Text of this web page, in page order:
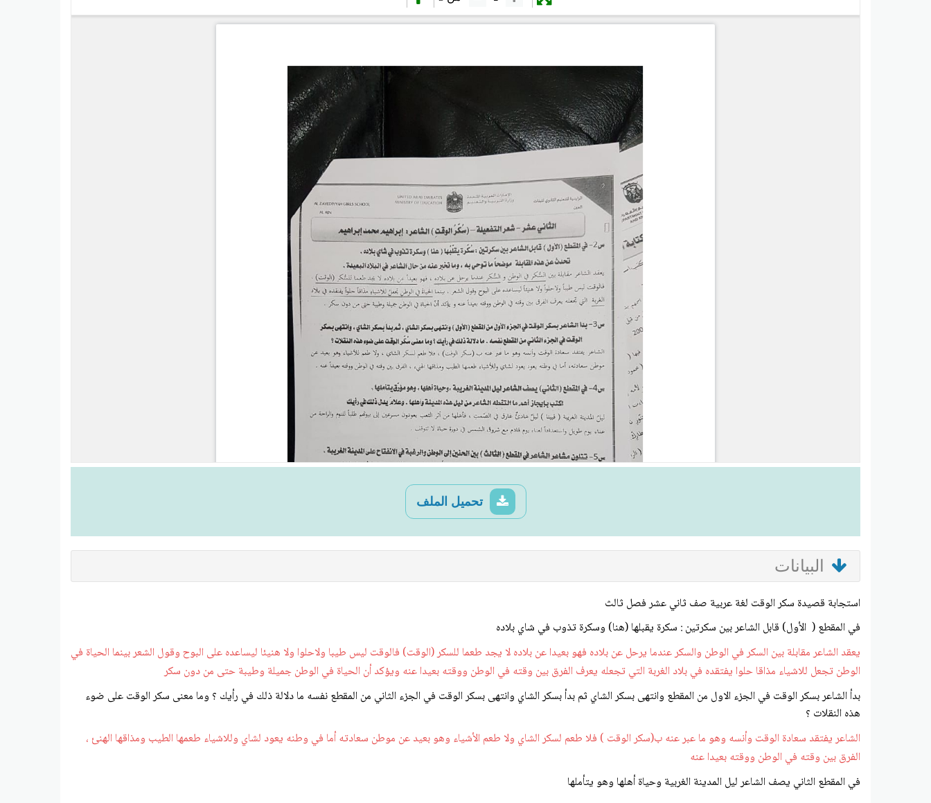
تحميل الملف
البيانات
استجابة قصيدة سكر الوقت لغة عربية صف ثاني عشر فصل ثالث
في المقطع ( الأول) قابل الشاعر بين سكرتين : سكرة يقبلها (هنا) وسكرة تذوب في شاي بلاده
يعقد الشاعر مقابلة بين السكر في الوطن والسكر عندما يرحل عن بلاده فهو بعيدا عن بلاده لا يجد طعما للسكر (الوقت) فالوقت ليس طيبا ولاحلوا ولا هنيئا ليساعده على البوح وقول الشعر بينما الحياة في
الوطن تجعل للاشياء مذاقا حلوا يفتقده في بلاد الغربة التي تجعله يعرف الفرق بين وقته في الوطن ووقته بعيدا عنه ويؤكد أن الحياة في الوطن جميلة وطيبة حتى من دون سكر
بدأ الشاعر بسكر الوقت في الجزء الاول من المقطع وانتهى بسكر الشاي ثم بدأ بسكر الشاي وانتهى بسكر الوقت في الجزء الثاني من المقطع نفسه ما دلالة ذلك في رأيك ؟ وما معنى سكر الوقت على ضوء
هذه النقلات ؟
الشاعر يفتقد سعادة الوقت وأنسه وهو ما عبر عنه ب(سكر الوقت ) فلا طعم لسكر الشاي ولا طعم الأشياء وهو بعيد عن موطن سعادته أما في وطنه يعود لشاي وللاشياء طعمها الطيب ومذاقها الهنئ ،
الفرق بين وقته في الوطن ووقته بعيدا عنه
في المقطع الثاني يصف الشاعر ليل المدينة الغربية وحياة أهلها وهو يتأملها